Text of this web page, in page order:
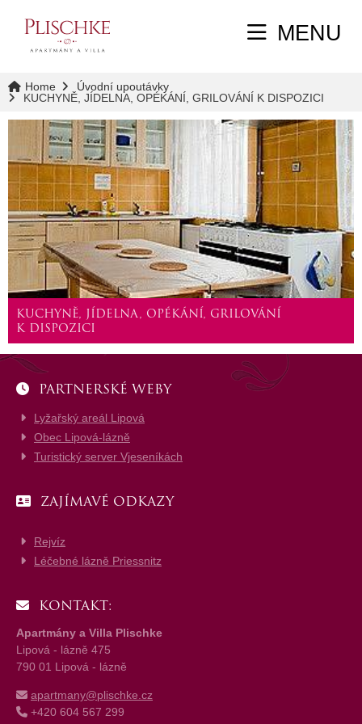
MENU
Home
Úvodní upoutávky
KUCHYNĚ, JÍDELNA, OPÉKÁNÍ, GRILOVÁNÍ K DISPOZICI
KUCHYNĚ, JÍDELNA, OPÉKÁNÍ, GRILOVÁNÍ
K DISPOZICI
PARTNERSKÉ WEBY
Lyžařský areál Lipová
Obec Lipová-lázně
Turistický server Vjeseníkách
ZAJÍMAVÉ ODKAZY
Rejvíz
Léčebné lázně Priessnitz
KONTAKT:
Apartmány a Villa Plischke
Lipová - lázně 475
790 01 Lipová - lázně
apartmany@plischke.cz
+420 604 567 299